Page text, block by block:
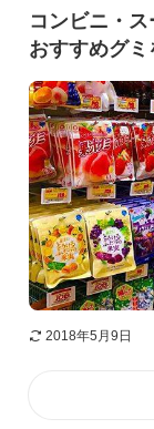
コンビニ・
おすすめグミ
2018年5月9日